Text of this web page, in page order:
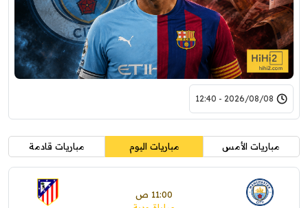
2026/08/08 - 12:40
مباريات الأمس مباريات اليوم مباريات قادمة
11:00 ص